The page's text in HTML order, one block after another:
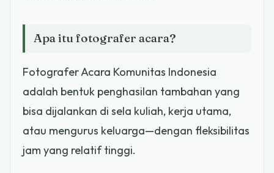
Apa itu fotografer acara?
Fotografer Acara Komunitas Indonesia
adalah bentuk penghasilan tambahan yang
bisa dijalankan di sela kuliah, kerja utama,
atau mengurus keluarga—dengan fleksibilitas
jam yang relatif tinggi.